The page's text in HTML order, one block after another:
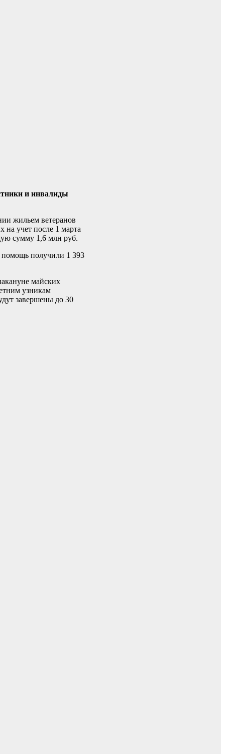
и инвалиды
жильем ветеранов
на учет после 1 марта
сумму 1,6 млн руб.
помощь получили 1 393
майских
узникам
завершены до 30